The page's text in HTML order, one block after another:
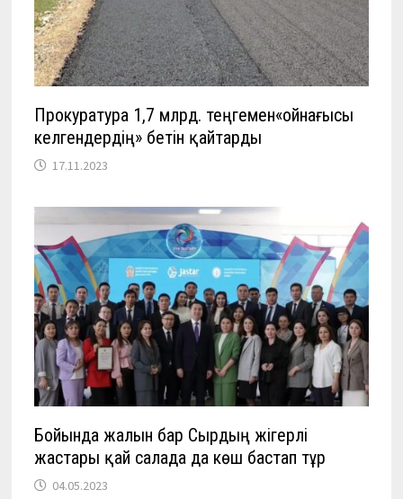
Прокуратура 1,7 млрд. теңгемен«ойнағысы
келгендердің» бетін қайтарды
17.11.2023
Бойында жалын бар Сырдың жігерлі
жастары қай салада да көш бастап тұр
04.05.2023